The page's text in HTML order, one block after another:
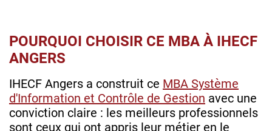
POURQUOI CHOISIR CE MBA À IHECF
ANGERS
IHECF Angers a construit ce MBA Système
d'Information et Contrôle de Gestion avec une
conviction claire : les meilleurs professionnels
sont ceux qui ont appris leur métier en le